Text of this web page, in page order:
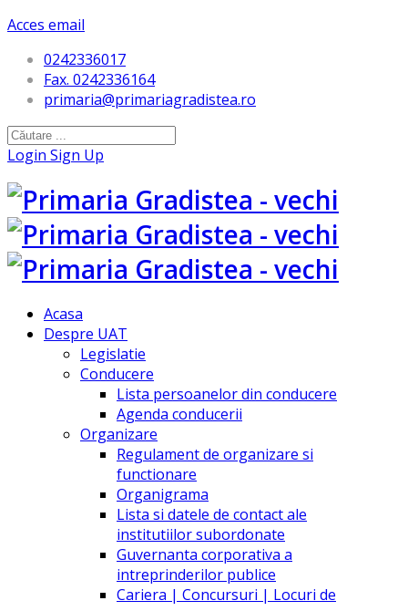
Acces email
0242336017
Fax. 0242336164
primaria@primariagradistea.ro
Login Sign Up
Acasa
Despre UAT
Legislatie
Conducere
Lista persoanelor din conducere
Agenda conducerii
Organizare
Regulament de organizare si
functionare
Organigrama
Lista si datele de contact ale
institutiilor subordonate
Guvernanta corporativa a
intreprinderilor publice
Cariera | Concursuri | Locuri de